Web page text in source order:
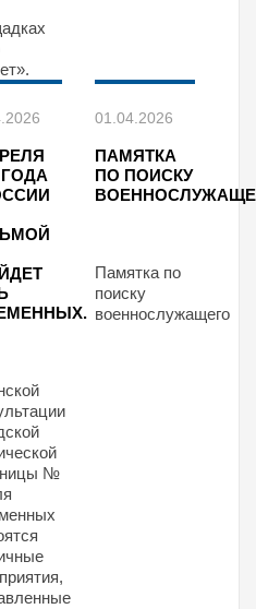
ГОДА
№
01.04.2026
ПАМЯТКА
ПО ПОИСКУ
Памятка по
поиску
военнослужащего